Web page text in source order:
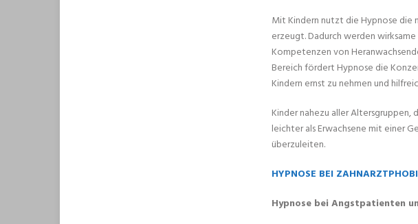
Mit Kindern nutzt die Hypnose die
erzeugt. Dadurch werden
Kompetenzen von
Bereich fördert Hypnose die
Kindern ernst zu nehmen und
Kinder nahezu aller
leichter als Erwachsene mit einer
überzuleiten.
HYPNOSE BEI
Hypnose bei Angstpatienten